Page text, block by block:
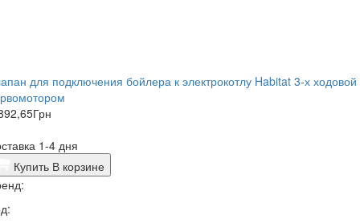
для подключения бойлера к электрокотлу Habitat 3-х ходовой
Грн
1-4 дня
Купить В корзине